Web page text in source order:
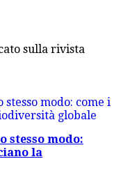
sulla rivista
stesso modo:
la